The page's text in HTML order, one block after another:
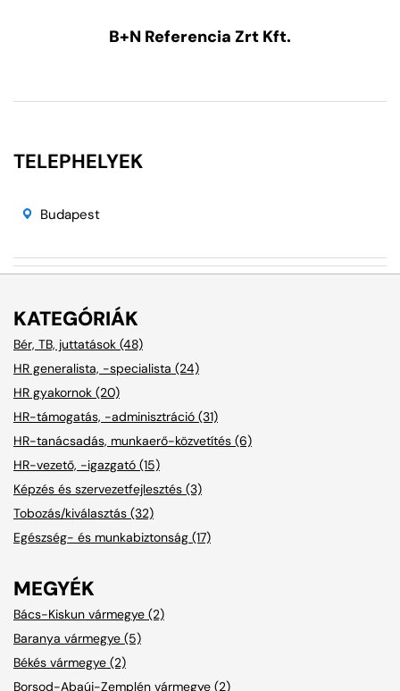
B+N Referencia Zrt Kft.
TELEPHELYEK
Budapest
KATEGÓRIÁK
Bér, TB, juttatások (48)
HR generalista, -specialista (24)
HR gyakornok (20)
HR-támogatás, -adminisztráció (31)
HR-tanácsadás, munkaerő-közvetítés (6)
HR-vezető, -igazgató (15)
Képzés és szervezetfejlesztés (3)
Tobozás/kiválasztás (32)
Egészség- és munkabiztonság (17)
MEGYÉK
Bács-Kiskun vármegye (2)
Baranya vármegye (5)
Békés vármegye (2)
Borsod-Abaúj-Zemplén vármegye (2)